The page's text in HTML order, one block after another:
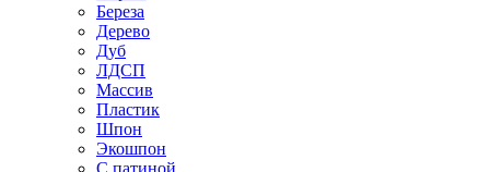
Береза
Дерево
Дуб
ЛДСП
Массив
Пластик
Шпон
Экошпон
С патиной